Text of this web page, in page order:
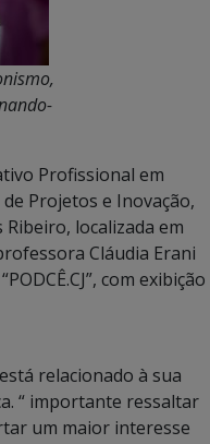
Profissional em
Projetos e Inovação,
Ribeiro, localizada em
Cláudia Erani
com exibição
relacionado à sua
“ importante ressaltar
um maior interesse